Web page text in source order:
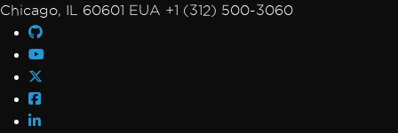
Chicago, IL 60601 EUA +1 (312) 500-3060